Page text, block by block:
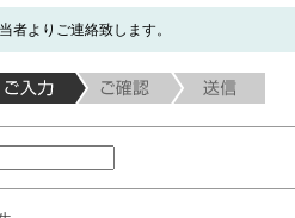
者よりご連絡致します。